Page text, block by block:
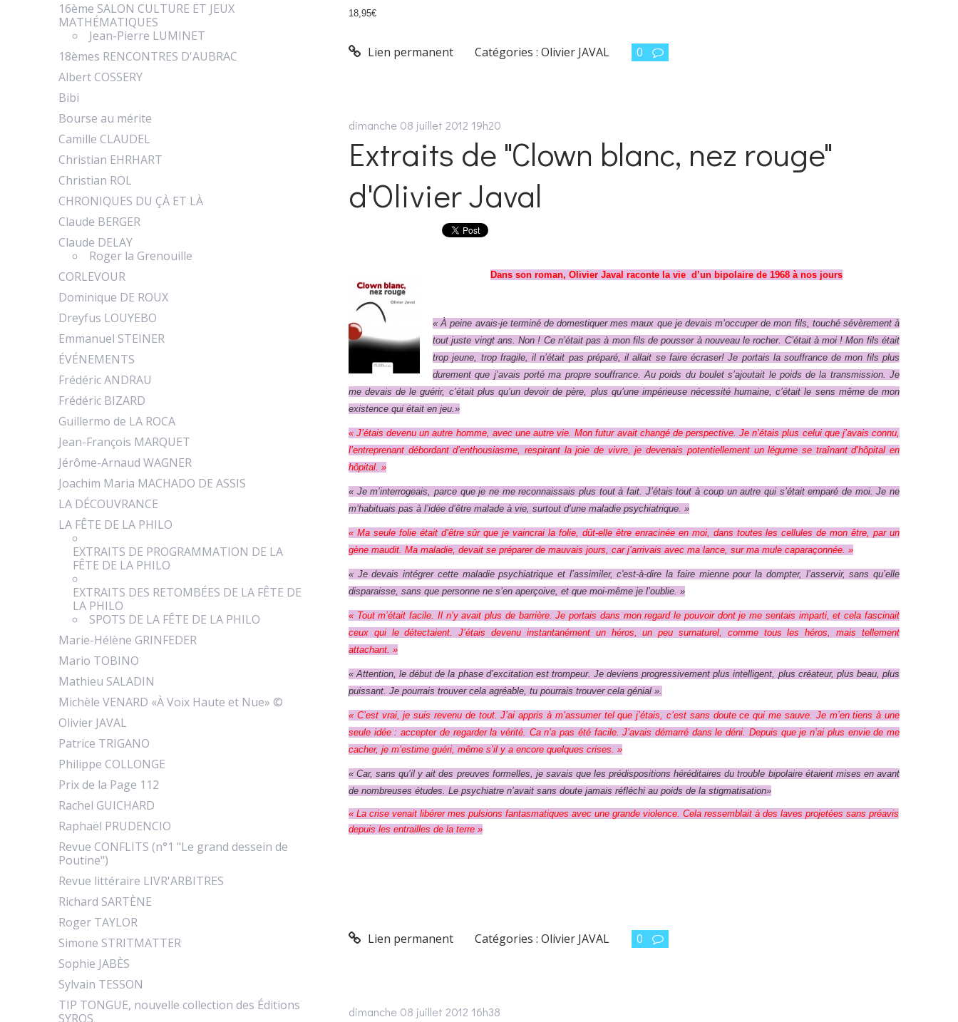
16ème SALON CULTURE ET JEUX
MATHÉMATIQUES
Jean-Pierre LUMINET
18èmes RENCONTRES D'AUBRAC
Albert COSSERY
Bibi
Bourse au mérite
Camille CLAUDEL
Christian EHRHART
Christian ROL
CHRONIQUES DU ÇÀ ET LÀ
Claude BERGER
Claude DELAY
Roger la Grenouille
CORLEVOUR
Dominique DE ROUX
Dreyfus LOUYEBO
Emmanuel STEINER
ÉVÉNEMENTS
Frédéric ANDRAU
Frédéric BIZARD
Guillermo de LA ROCA
Jean-François MARQUET
Jérôme-Arnaud WAGNER
Joachim Maria MACHADO DE ASSIS
LA DÉCOUVRANCE
LA FÊTE DE LA PHILO
EXTRAITS DE PROGRAMMATION DE LA
FÊTE DE LA PHILO
EXTRAITS DES RETOMBÉES DE LA FÊTE DE
LA PHILO
SPOTS DE LA FÊTE DE LA PHILO
Marie-Hélène GRINFEDER
Mario TOBINO
Mathieu SALADIN
Michèle VENARD «À Voix Haute et Nue» ©
Olivier JAVAL
Patrice TRIGANO
Philippe COLLONGE
Prix de la Page 112
Rachel GUICHARD
Raphaël PRUDENCIO
Revue CONFLITS (n°1 "Le grand dessein de
Poutine")
Revue littéraire LIVR'ARBITRES
Richard SARTÈNE
Roger TAYLOR
Simone STRITMATTER
Sophie JABÈS
Sylvain TESSON
TIP TONGUE, nouvelle collection des Éditions
SYROS
18,95€
Lien permanent Catégories :Olivier JAVAL 0
dimanche 08 juillet 2012 19h20
Extraits de "Clown blanc, nez rouge"
d'Olivier Javal
Dans son roman, Olivier Javal raconte la vie d’un bipolaire de 1968 à nos jours
« À peine avais-je terminé de domestiquer mes maux que je devais m’occuper de mon fils, touché sévèrement à
tout juste vingt ans. Non ! Ce n’était pas à mon fils de pousser à nouveau le rocher. C’était à moi ! Mon fils était
trop jeune, trop fragile, il n’était pas préparé, il allait se faire écraser! Je portais la souffrance de mon fils plus
durement que j’avais porté ma propre souffrance. Au poids du boulet s’ajoutait le poids de la transmission. Je
me devais de le guérir, c’était plus qu’un devoir de père, plus qu’une impérieuse nécessité humaine, c’était le sens même de mon
existence qui était en jeu.»
« J’étais devenu un autre homme, avec une autre vie. Mon futur avait changé de perspective. Je n’étais plus celui que j’avais connu,
l’entreprenant débordant d’enthousiasme, respirant la joie de vivre, je devenais potentiellement un légume se traînant d’hôpital en
hôpital. »
« Je m’interrogeais, parce que je ne me reconnaissais plus tout à fait. J’étais tout à coup un autre qui s’était emparé de moi. Je ne
m’habituais pas à l’idée d’être malade à vie, surtout d’une maladie psychiatrique. »
« Ma seule folie était d’être sûr que je vaincrai la folie, dût-elle être enracinée en moi, dans toutes les cellules de mon être, par un
gène maudit. Ma maladie, devait se préparer de mauvais jours, car j’arrivais avec ma lance, sur ma mule caparaçonnée. »
« Je devais intégrer cette maladie psychiatrique et l’assimiler, c'est-à-dire la faire mienne pour la dompter, l’asservir, sans qu’elle
disparaisse, sans que personne ne s’en aperçoive, et que moi-même je l’oublie. »
« Tout m’était facile. Il n’y avait plus de barrière. Je portais dans mon regard le pouvoir dont je me sentais imparti, et cela fascinait
ceux qui le détectaient. J’étais devenu instantanément un héros, un peu surnaturel, comme tous les héros, mais tellement
attachant. »
« Attention, le début de la phase d’excitation est trompeur. Je deviens progressivement plus intelligent, plus créateur, plus beau, plus
puissant. Je pourrais trouver cela agréable, tu pourrais trouver cela génial ».
« C’est vrai, je suis revenu de tout. J’ai appris à m’assumer tel que j’étais, c’est sans doute ce qui me sauve. Je m’en tiens à une
seule idée : accepter de regarder la vérité. Ca n’a pas été facile. J’avais démarré dans le déni. Depuis que je n’ai plus envie de me
cacher, je m’estime guéri, même s’il y a encore quelques crises. »
« Car, sans qu’il y ait des preuves formelles, je savais que les prédispositions héréditaires du trouble bipolaire étaient mises en avant
de nombreuses études. Le psychiatre n’avait sans doute jamais réfléchi au poids de la stigmatisation»
« La crise venait libérer mes pulsions fantasmatiques avec une grande violence. Cela ressemblait à des laves projetées sans préavis
depuis les entrailles de la terre »
Lien permanent Catégories :Olivier JAVAL 0
dimanche 08 juillet 2012 16h38